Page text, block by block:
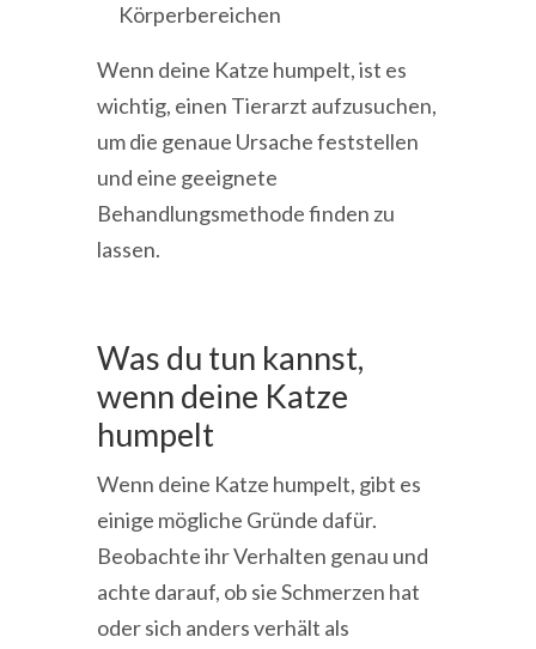
Körperbereichen
Wenn deine Katze humpelt, ist es
wichtig, einen Tierarzt aufzusuchen,
um die genaue Ursache feststellen
und eine geeignete
Behandlungsmethode finden zu
lassen.
Was du tun kannst,
wenn deine Katze
humpelt
Wenn deine Katze humpelt, gibt es
einige mögliche Gründe dafür.
Beobachte ihr Verhalten genau und
achte darauf, ob sie Schmerzen hat
oder sich anders verhält als